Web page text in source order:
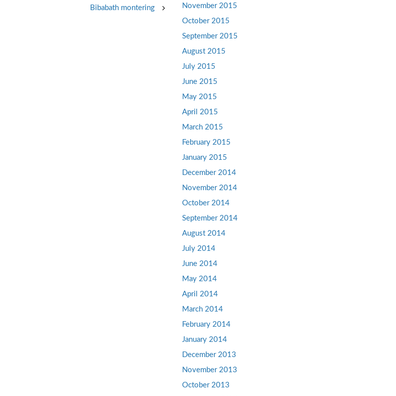
Bibabath montering
November 2015
October 2015
September 2015
August 2015
July 2015
June 2015
May 2015
April 2015
March 2015
February 2015
January 2015
December 2014
November 2014
October 2014
September 2014
August 2014
July 2014
June 2014
May 2014
April 2014
March 2014
February 2014
January 2014
December 2013
November 2013
October 2013